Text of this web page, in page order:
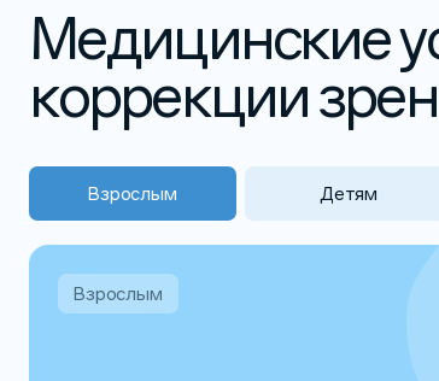
Медицинские
коррекции
Взрослым Детям
Взрослым